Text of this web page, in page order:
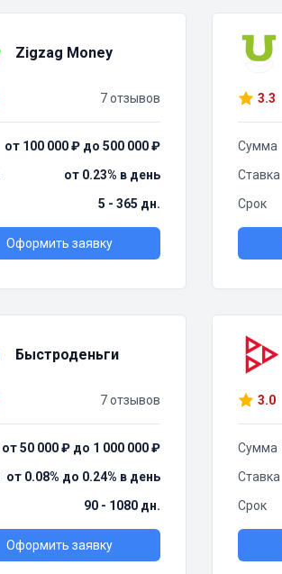
Zigzag Money
7 отзывов
от 100 000 ₽ до 500 000 ₽
от 0.23% в день
5 - 365 дн.
Оформить заявку
3.3
Сумма
Ставка
Срок
Быстроденьги
7 отзывов
от 50 000 ₽ до 1 000 000 ₽
от 0.08% до 0.24% в день
90 - 1080 дн.
Оформить заявку
3.0
Сумма
Ставка
Срок